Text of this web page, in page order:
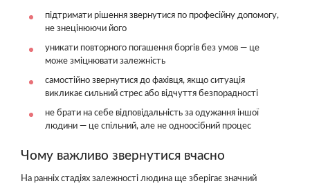
підтримати рішення звернутися по професійну допомогу,
не знецінюючи його
уникати повторного погашення боргів без умов — це
може зміцнювати залежність
самостійно звернутися до фахівця, якщо ситуація
викликає сильний стрес або відчуття безпорадності
не брати на себе відповідальність за одужання іншої
людини — це спільний, але не одноосібний процес
Чому важливо звернутися вчасно
На ранніх стадіях залежності людина ще зберігає значний